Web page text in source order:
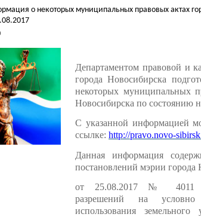
о некоторых муниципальных правовых актах
Департаментом правовой и
города Новосибирска
некоторых муниципальных
Новосибирска по состоянию
С указанной информацией
ссылке: http://pravo.novo-
Данная информация
постановлений мэрии города
от 25.08.2017 № 4011
разрешений на
использования земельного